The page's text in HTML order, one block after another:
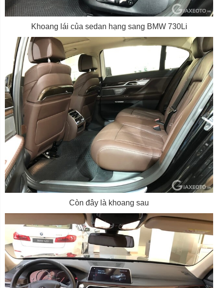
Khoang lái của sedan hạng sang BMW 730Li
Còn đây là khoang sau